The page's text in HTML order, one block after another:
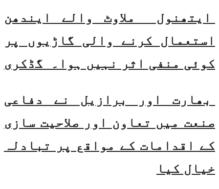
ایتھنول ملاوٹ والے ایندھن
استعمال کرنے والی گاڑیوں پر
کوئی منفی اثر نہیں ہوا۔ گڈکری
بھارت اور برازیل نے دفاعی
صنعت میں تعاون اور صلاحیت سازی
کے اقدامات کے مواقع پر تبادلہ
خیال کیا